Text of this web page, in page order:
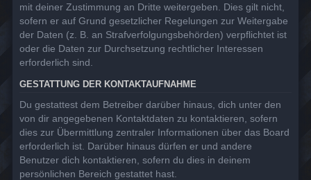
mit deiner Zustimmung an Dritte weitergeben. Dies gilt nicht,
sofern er auf Grund gesetzlicher Regelungen zur Weitergabe
der Daten (z. B. an Strafverfolgungsbehörden) verpflichtet ist
oder die Daten zur Durchsetzung rechtlicher Interessen
erforderlich sind.
GESTATTUNG DER KONTAKTAUFNAHME
Du gestattest dem Betreiber darüber hinaus, dich unter den
von dir angegebenen Kontaktdaten zu kontaktieren, sofern
dies zur Übermittlung zentraler Informationen über das Board
erforderlich ist. Darüber hinaus dürfen er und andere
Benutzer dich kontaktieren, sofern du dies in deinem
persönlichen Bereich gestattet hast.